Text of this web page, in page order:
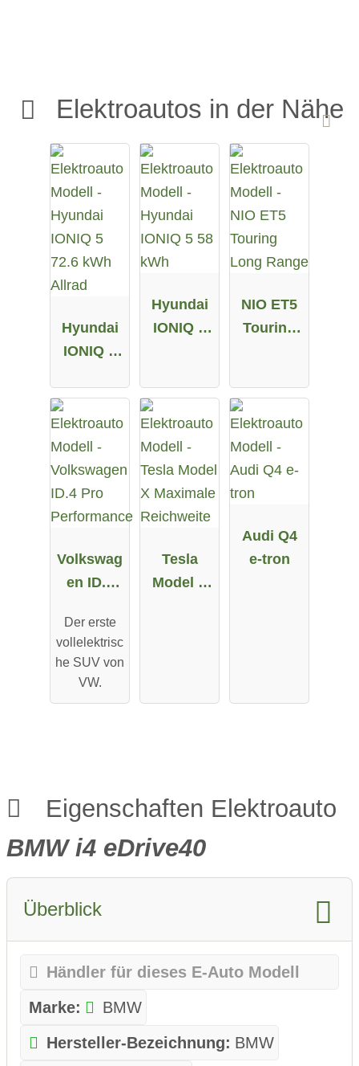
Elektroautos in der Nähe
Hyundai
IONIQ 5
Allrad
Hyundai
IONIQ 5
NIO ET5
Touring
Volkswag
en ID.4
Performa
nce
Der erste
vollelektrisc
he SUV von
VW.
Tesla
Model X
Audi Q4
e-tron
Eigenschaften Elektroauto
BMW i4 eDrive40
Überblick
Händler für dieses E-Auto Modell
Marke:
BMW
Hersteller-Bezeichnung: BMW